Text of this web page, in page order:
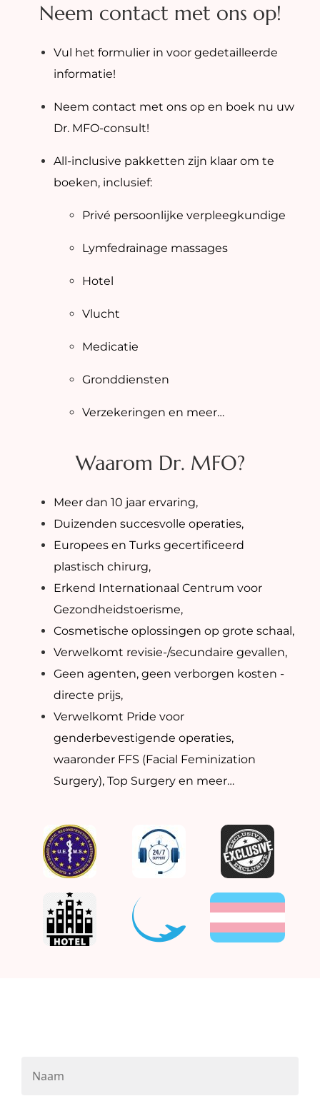
Neem contact met ons op!
Vul het formulier in voor gedetailleerde
informatie!
Neem contact met ons op en boek nu uw
Dr. MFO-consult!
All-inclusive pakketten zijn klaar om te
boeken, inclusief:
Privé persoonlijke verpleegkundige
Lymfedrainage massages
Hotel
Vlucht
Medicatie
Gronddiensten
Verzekeringen en meer…
Waarom Dr. MFO?
Meer dan 10 jaar ervaring,
Duizenden succesvolle operaties,
Europees en Turks gecertificeerd
plastisch chirurg,
Erkend Internationaal Centrum voor
Gezondheidstoerisme,
Cosmetische oplossingen op grote schaal,
Verwelkomt revisie-/secundaire gevallen,
Geen agenten, geen verborgen kosten -
directe prijs,
Verwelkomt Pride voor
genderbevestigende operaties,
waaronder FFS (Facial Feminization
Surgery), Top Surgery en meer…